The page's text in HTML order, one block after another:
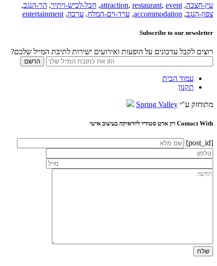
עין-חצבה,
attraction, restaurant, event
, חבל-לכיש-ויתיר, הר-הנגב,
צפון-הנגב,
accommodation
, ערד-וים-המלח, ערבה,
entertainment
Subscribe to our newsletter
רוצים לקבל עדכונים על הופעות ואירועים ישירות לתיבת המייל שלכם?
עמוד הבית
תקנון
מתוחזק ע"י Spring Valley
Contact With רון ארט סטודיו ליודאיקה בעיצוב אישי
[post_id]